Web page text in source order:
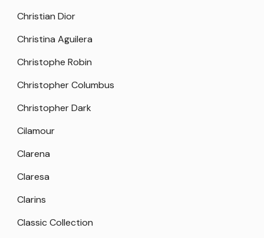
Christian Dior
Christina Aguilera
Christophe Robin
Christopher Columbus
Christopher Dark
Cilamour
Clarena
Claresa
Clarins
Classic Collection